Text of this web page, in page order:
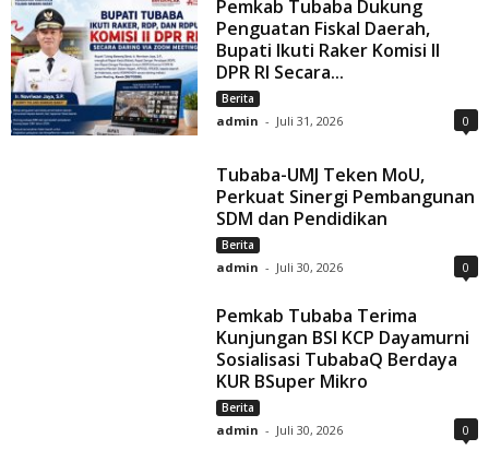
Pemkab Tubaba Dukung
Penguatan Fiskal Daerah,
Bupati Ikuti Raker Komisi II
DPR RI Secara...
Berita
admin - Juli 31, 2026 0
Tubaba-UMJ Teken MoU,
Perkuat Sinergi Pembangunan
SDM dan Pendidikan
Berita
admin - Juli 30, 2026 0
Pemkab Tubaba Terima
Kunjungan BSI KCP Dayamurni
Sosialisasi TubabaQ Berdaya
KUR BSuper Mikro
Berita
admin - Juli 30, 2026 0